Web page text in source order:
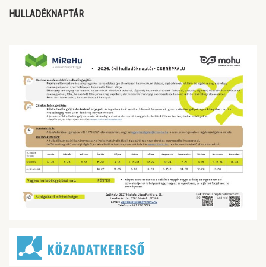
HULLADÉKNAPTÁR